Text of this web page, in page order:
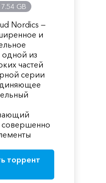
GB
Nordics —
и
одной из
частей
серии
торрент